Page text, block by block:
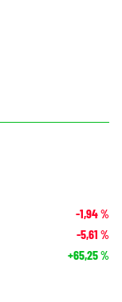
-1,94%
-5,61 %
+65,25%